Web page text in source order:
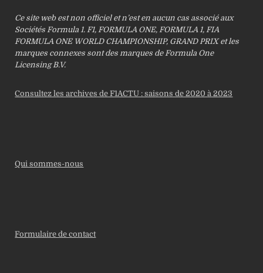
Ce site web est non officiel et n’est en aucun cas associé aux
Sociétés Formula 1. F1, FORMULA ONE, FORMULA 1, FIA
FORMULA ONE WORLD CHAMPIONSHIP, GRAND PRIX et les
marques connexes sont des marques de Formula One
Licensing B.V.
Consultez les archives de F1ACTU : saisons de 2020 à 2023
Qui sommes-nous
Formulaire de contact